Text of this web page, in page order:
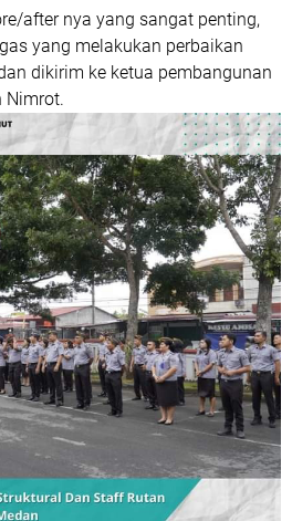
after nya yang sangat penting,
yang melakukan perbaikan
dikirim ke ketua pembangunan
Nimrot.